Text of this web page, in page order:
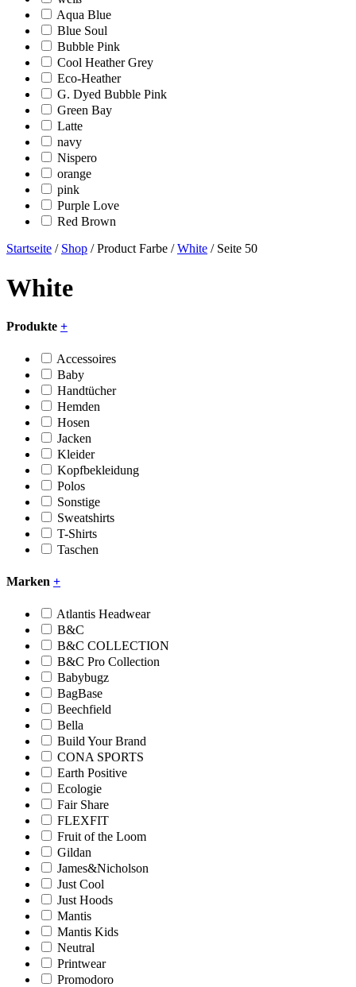
Aqua Blue
Blue Soul
Bubble Pink
Cool Heather Grey
Eco-Heather
G. Dyed Bubble Pink
Green Bay
Latte
navy
Nispero
orange
pink
Purple Love
Red Brown
Startseite / Shop / Product Farbe /White / Seite 50
White
Produkte +
Accessoires
Baby
Handtücher
Hemden
Hosen
Jacken
Kleider
Kopfbekleidung
Polos
Sonstige
Sweatshirts
T-Shirts
Taschen
Marken +
Atlantis Headwear
B&C
B&C COLLECTION
B&C Pro Collection
Babybugz
BagBase
Beechfield
Bella
Build Your Brand
CONA SPORTS
Earth Positive
Ecologie
Fair Share
FLEXFIT
Fruit of the Loom
Gildan
James&Nicholson
Just Cool
Just Hoods
Mantis
Mantis Kids
Neutral
Printwear
Promodoro